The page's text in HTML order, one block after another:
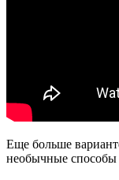
Еще больше
необычные способы